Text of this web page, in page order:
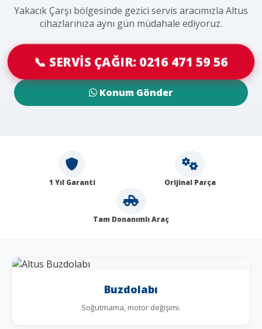
Yakacık Çarşı bölgesinde gezici servis aracımızla Altus
cihazlarınıza aynı gün müdahale ediyoruz.
📞 SERVİS ÇAĞIR: 0216 471 59 56
Konum Gönder
1 Yıl Garanti Orijinal Parça
Tam Donanımlı Araç
Buzdolabı
Soğutmama, motor değişimi.